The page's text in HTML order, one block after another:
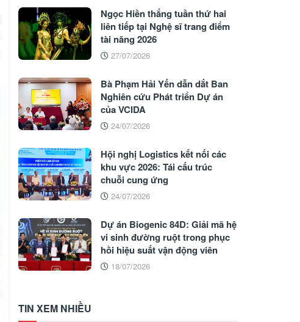
Ngọc Hiền thắng tuần thứ hai
liên tiếp tại Nghệ sĩ trang điểm
tài năng 2026
27/07/2026
Bà Phạm Hải Yến dẫn dắt Ban
Nghiên cứu Phát triển Dự án
của VCIDA
24/07/2026
Hội nghị Logistics kết nối các
khu vực 2026: Tái cấu trúc
chuỗi cung ứng
24/07/2026
Dự án Biogenic 84D: Giải mã hệ
vi sinh đường ruột trong phục
hồi hiệu suất vận động viên
18/07/2026
TIN XEM NHIỀU